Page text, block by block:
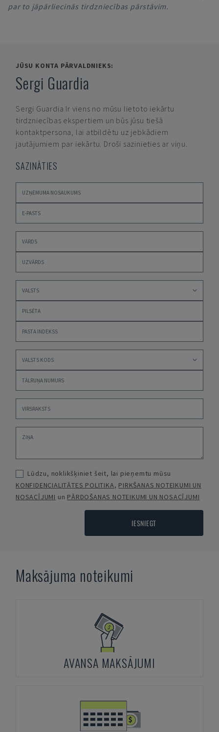
par to jāpārliecinās tirdzniecības pārstāvim.
JŪSU KONTA PĀRVALDNIEKS:
Sergi Guardia
Sergi Guardia Ir viens no mūsu lietoto iekārtu
tirdzniecības ekspertiem un būs jūsu tiešā
kontaktpersona, lai atbildētu uz jebkādiem
jautājumiem par iekārtu. Droši sazinieties ar viņu.
SAZINĀTIES
Lūdzu, noklikšķiniet šeit, lai pieņemtu mūsu
KONFIDENCIALITĀTES POLITIKA, PIRKŠANAS NOTEIKUMI UN
NOSACĪJUMI un PĀRDOŠANAS NOTEIKUMI UN NOSACĪJUMI
IESNIEGT
Maksājuma noteikumi
AVANSA MAKSĀJUMI